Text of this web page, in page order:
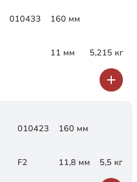
010433 160 мм
11 мм 5,215 кг
010423 160 мм
F2 11,8 мм 5,5 кг